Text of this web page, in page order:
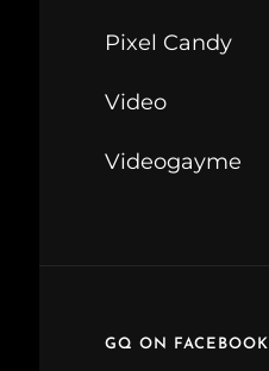
Pixel Candy
Video
Videogayme
GQ ON FACEBOOK